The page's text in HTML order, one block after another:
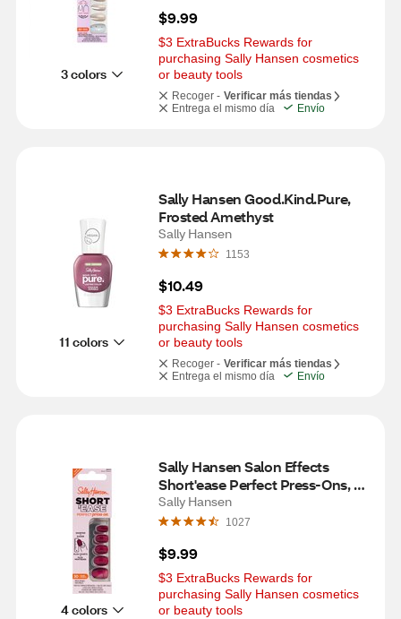
3 colors
$9.99
$3 ExtraBucks Rewards for
purchasing Sally Hansen cosmetics
or beauty tools
Recoger - Verificar más tiendas
Entrega el mismo día
Envío
11 colors
Sally Hansen Good.Kind.Pure,
Frosted Amethyst
Sally Hansen
1153
$10.49
$3 ExtraBucks Rewards for
purchasing Sally Hansen cosmetics
or beauty tools
Recoger - Verificar más tiendas
Entrega el mismo día
Envío
4 colors
Sally Hansen Salon Effects
Short'ease Perfect Press-Ons,
Short Queen
Sally Hansen
1027
$9.99
$3 ExtraBucks Rewards for
purchasing Sally Hansen cosmetics
or beauty tools